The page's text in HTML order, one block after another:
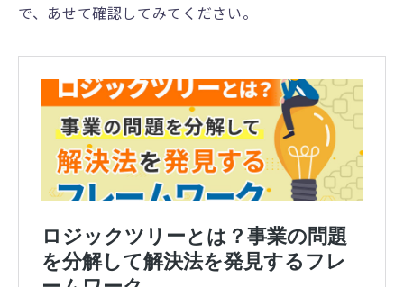
で、あせて確認してみてください。